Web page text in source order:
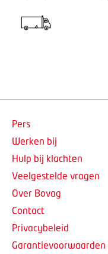
Pers
Werken bij
Hulp bij klachten
Veelgestelde vragen
Over Bovag
Contact
Privacybeleid
Garantievoorwaarden